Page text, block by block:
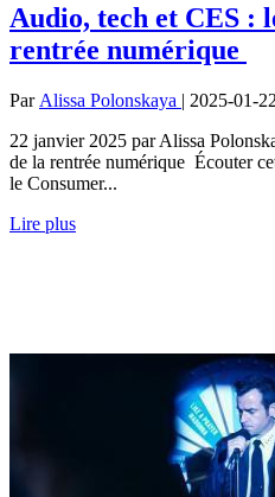
Audio, tech et CES :
rentrée numérique
Par Alissa Polonskaya | 2025-01-
22 janvier 2025 par Alissa
de la rentrée numérique Écouter
le Consumer...
Lire plus